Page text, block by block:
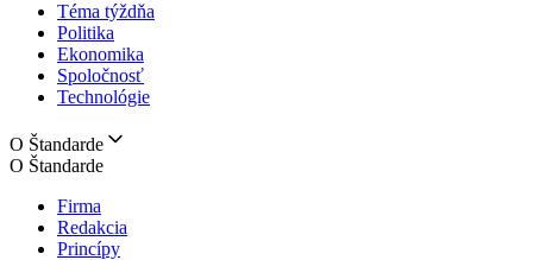
Téma týždňa
Politika
Ekonomika
Spoločnosť
Technológie
O Štandarde
O Štandarde
Firma
Redakcia
Princípy